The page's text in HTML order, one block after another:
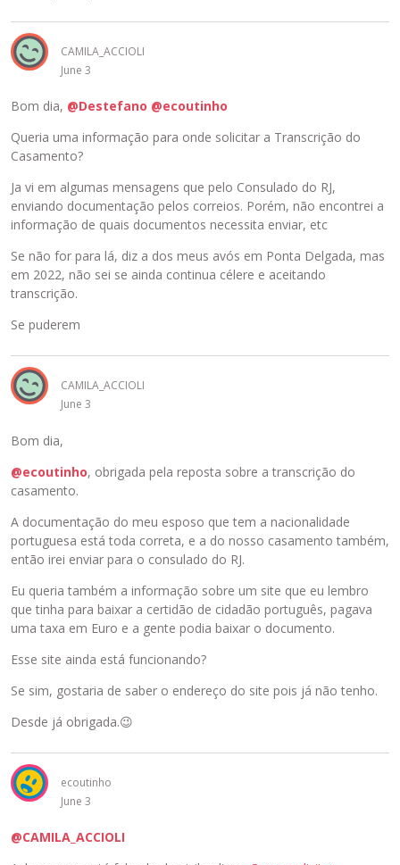
CAMILA_ACCIOLI
June 3
Bom dia, @Destefano @ecoutinho
Queria uma informação para onde solicitar a Transcrição do
Casamento?
Ja vi em algumas mensagens que pelo Consulado do RJ,
enviando documentação pelos correios. Porém, não encontrei a
informação de quais documentos necessita enviar, etc
Se não for para lá, diz a dos meus avós em Ponta Delgada, mas
em 2022, não sei se ainda continua célere e aceitando
transcrição.
Se puderem
CAMILA_ACCIOLI
June 3
Bom dia,
@ecoutinho, obrigada pela reposta sobre a transcrição do
casamento.
A documentação do meu esposo que tem a nacionalidade
portuguesa está toda correta, e a do nosso casamento também,
então irei enviar para o consulado do RJ.
Eu queria também a informação sobre um site que eu lembro
que tinha para baixar a certidão de cidadão português, pagava
uma taxa em Euro e a gente podia baixar o documento.
Esse site ainda está funcionando?
Se sim, gostaria de saber o endereço do site pois já não tenho.
Desde já obrigada.😉
ecoutinho
June 3
@CAMILA_ACCIOLI